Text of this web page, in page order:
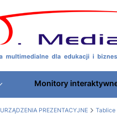
Monitory
URZĄDZENIA PREZENTACYJNE Tablice